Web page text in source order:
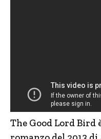
The Good Lord Bird